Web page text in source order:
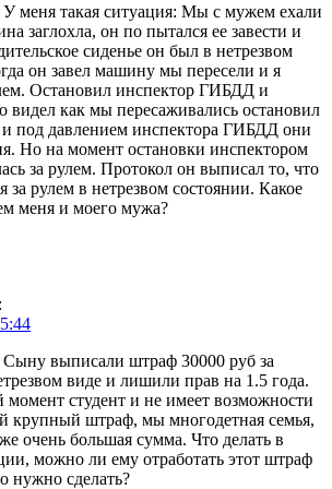
меня такая ситуация: Мы с мужем ехали
заглохла, он по пытался ее завести и
сиденье он был в нетрезвом
он завел машину мы пересели и я
Остановил инспектор ГИБДД и
видел как мы пересаживались остановил
и под давлением инспектора ГИБДД они
Но на момент остановки инспектором
за рулем. Протокол он выписал то, что
за рулем в нетрезвом состоянии. Какое
меня и моего мужа?
:
выписали штраф 30000 руб за
виде и лишили прав на 1.5 года.
студент и не имеет возможности
крупный штраф, мы многодетная семья,
очень большая сумма. Что делать в
можно ли ему отработать этот штраф
нужно сделать?